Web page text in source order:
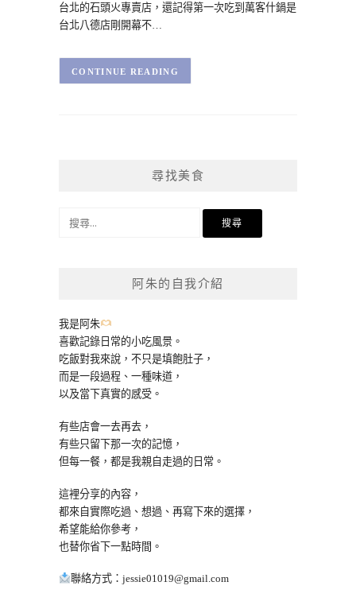
台北的石頭火專賣店，還記得第一次吃到萬客什鍋是
台北八德店剛開幕不…
CONTINUE READING
尋找美食
阿朱的自我介紹
我是阿朱
喜歡記錄日常的小吃風景。
吃飯對我來說，不只是填飽肚子，
而是一段過程、一種味道，
以及當下真實的感受。
有些店會一去再去，
有些只留下那一次的記憶，
但每一餐，都是我親自走過的日常。
這裡分享的內容，
都來自實際吃過、想過、再寫下來的選擇，
希望能給你參考，
也替你省下一點時間。
聯絡方式： jessie01019@gmail.com